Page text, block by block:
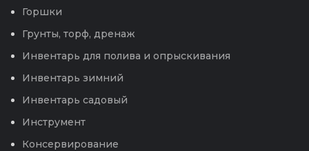
Горшки
Грунты, торф, дренаж
Инвентарь для полива и опрыскивания
Инвентарь зимний
Инвентарь садовый
Инструмент
Консервирование